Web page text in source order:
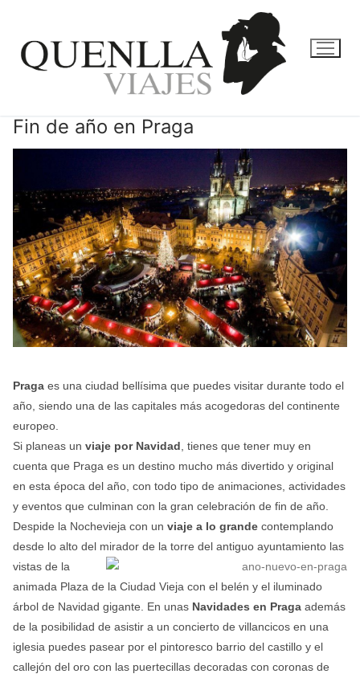
contenido
Fin de año en Praga
Praga es una ciudad bellísima que puedes visitar durante todo el
año, siendo una de las capitales más acogedoras del continente
europeo.
Si planeas un viaje por Navidad , tienes que tener muy en
cuenta que Praga es un destino mucho más divertido y original
en esta época del año, con todo tipo de animaciones, actividades
y eventos que culminan con la gran celebración de fin de año.
Despide la Nochevieja con un viaje a lo grande contemplando
desde lo alto del mirador de la torre del antiguo ayuntamiento las
vistas de la
animada Plaza de la Ciudad Vieja con el belén y el iluminado
árbol de Navidad gigante. En unas Navidades en Praga además
de la posibilidad de asistir a un concierto de villancicos en una
iglesia puedes pasear por el pintoresco barrio del castillo y el
callejón del oro con las puertecillas decoradas con coronas de